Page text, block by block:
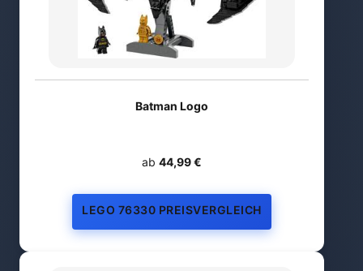
Batman Logo
ab 44,99 €
LEGO 76330 PREISVERGLEICH